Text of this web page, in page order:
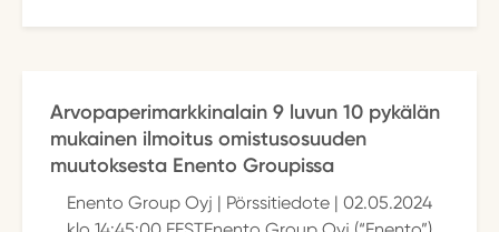
Arvopaperimarkkinalain 9 luvun 10 pykälän
mukainen ilmoitus omistusosuuden
muutoksesta Enento Groupissa
Enento Group Oyj | Pörssitiedote | 02.05.2024